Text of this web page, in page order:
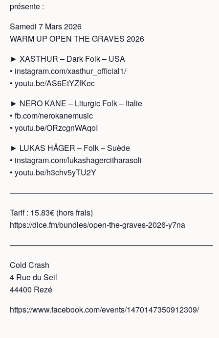
présente :
Samedi 7 Mars 2026
WARM UP OPEN THE GRAVES 2026
► XASTHUR – Dark Folk – USA
• instagram.com/xasthur_official1/
• youtu.be/AS6EtYZfKec
► NERO KANE – Liturgic Folk – Italie
• fb.com/nerokanemusic
• youtu.be/ORzcgnWAqoI
► LUKAS HÄGER – Folk – Suède
• instagram.com/lukashagercitharasoli
• youtu.be/h3chv5yTU2Y
——————————————————————————
Tarif : 15.83€ (hors frais)
https://dice.fm/bundles/open-the-graves-2026-y7na
——————————————————————————
Cold Crash
4 Rue du Seil
44400 Rezé
https://www.facebook.com/events/1470147350912309/